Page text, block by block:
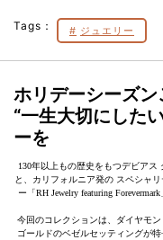
Tags： ジュエリー
ホリデーシーズン
“一生大切にした
ーを
130年以上もの歴史をもつデビア
と、カリフォルニア発の スペシャ
ー「RH Jewelry featuring
今回のコレクションは、ダイヤモ
ゴールドのベゼルセッティングが